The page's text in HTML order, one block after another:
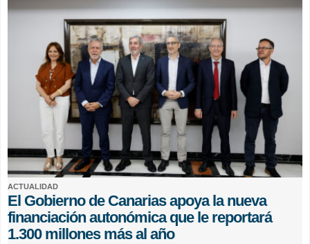
ACTUALIDAD
El Gobierno de Canarias apoya la nueva
financiación autonómica que le reportará
1.300 millones más al año